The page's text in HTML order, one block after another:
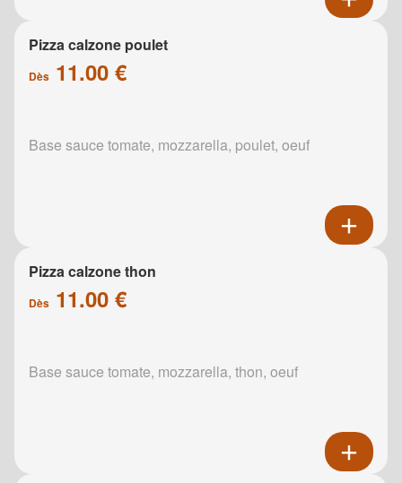
Pizza calzone poulet
Dès 11.00 €
Base sauce tomate, mozzarella, poulet, oeuf
Pizza calzone thon
Dès 11.00 €
Base sauce tomate, mozzarella, thon, oeuf